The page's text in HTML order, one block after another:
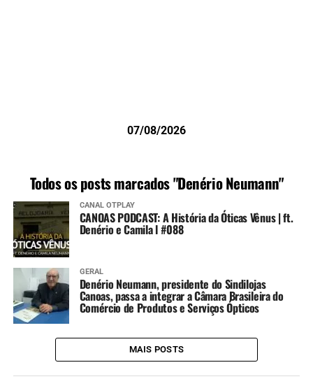
07/08/2026
Todos os posts marcados "Denério Neumann"
CANAL OTPLAY
CANOAS PODCAST: A História da Óticas Vênus | ft.
Denério e Camila l #088
GERAL
Denério Neumann, presidente do Sindilojas
Canoas, passa a integrar a Câmara Brasileira do
Comércio de Produtos e Serviços Ópticos
MAIS POSTS